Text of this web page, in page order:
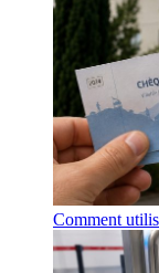
Comment